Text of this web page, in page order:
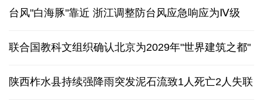
台风"白海豚"靠近 浙江调整防台风应急响应为Ⅳ级
联合国教科文组织确认北京为2029年"世界建筑之都"
陕西柞水县持续强降雨突发泥石流致1人死亡2人失联